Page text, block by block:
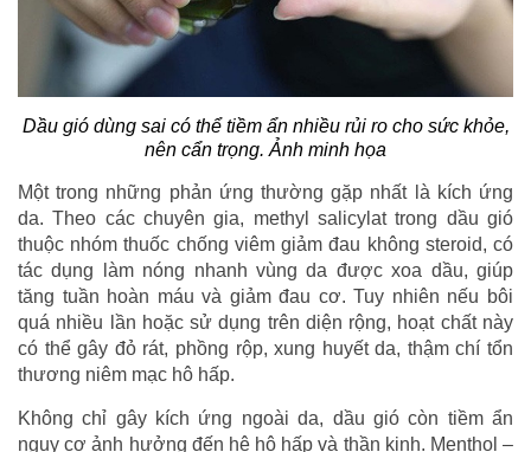
Dầu gió dùng sai có thể tiềm ẩn nhiều rủi ro cho sức khỏe,
nên cẩn trọng. Ảnh minh họa
Một trong những phản ứng thường gặp nhất là kích ứng
da. Theo các chuyên gia, methyl salicylat trong dầu gió
thuộc nhóm thuốc chống viêm giảm đau không steroid, có
tác dụng làm nóng nhanh vùng da được xoa dầu, giúp
tăng tuần hoàn máu và giảm đau cơ. Tuy nhiên nếu bôi
quá nhiều lần hoặc sử dụng trên diện rộng, hoạt chất này
có thể gây đỏ rát, phồng rộp, xung huyết da, thậm chí tổn
thương niêm mạc hô hấp.
Không chỉ gây kích ứng ngoài da, dầu gió còn tiềm ẩn
nguy cơ ảnh hưởng đến hệ hô hấp và thần kinh. Menthol –